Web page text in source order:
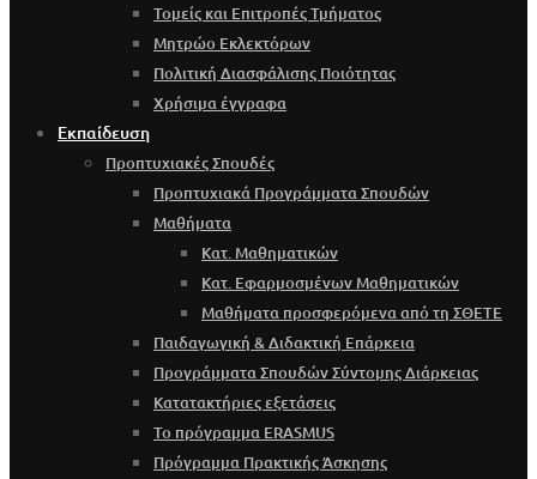
Τομείς και Επιτροπές Τμήματος
Μητρώο Εκλεκτόρων
Πολιτική Διασφάλισης Ποιότητας
Χρήσιμα έγγραφα
Εκπαίδευση
Προπτυχιακές Σπουδές
Προπτυχιακά Προγράμματα Σπουδών
Μαθήματα
Κατ. Μαθηματικών
Κατ. Εφαρμοσμένων Μαθηματικών
Μαθήματα προσφερόμενα από τη ΣΘΕΤΕ
Παιδαγωγική & Διδακτική Επάρκεια
Προγράμματα Σπουδών Σύντομης Διάρκειας
Κατατακτήριες εξετάσεις
Το πρόγραμμα ERASMUS
Πρόγραμμα Πρακτικής Άσκησης